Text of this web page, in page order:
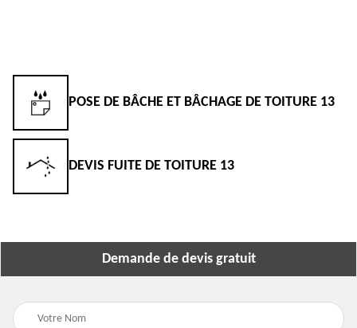
POSE DE BÂCHE ET BÂCHAGE DE TOITURE 13
DEVIS FUITE DE TOITURE 13
Demande de devis gratuit